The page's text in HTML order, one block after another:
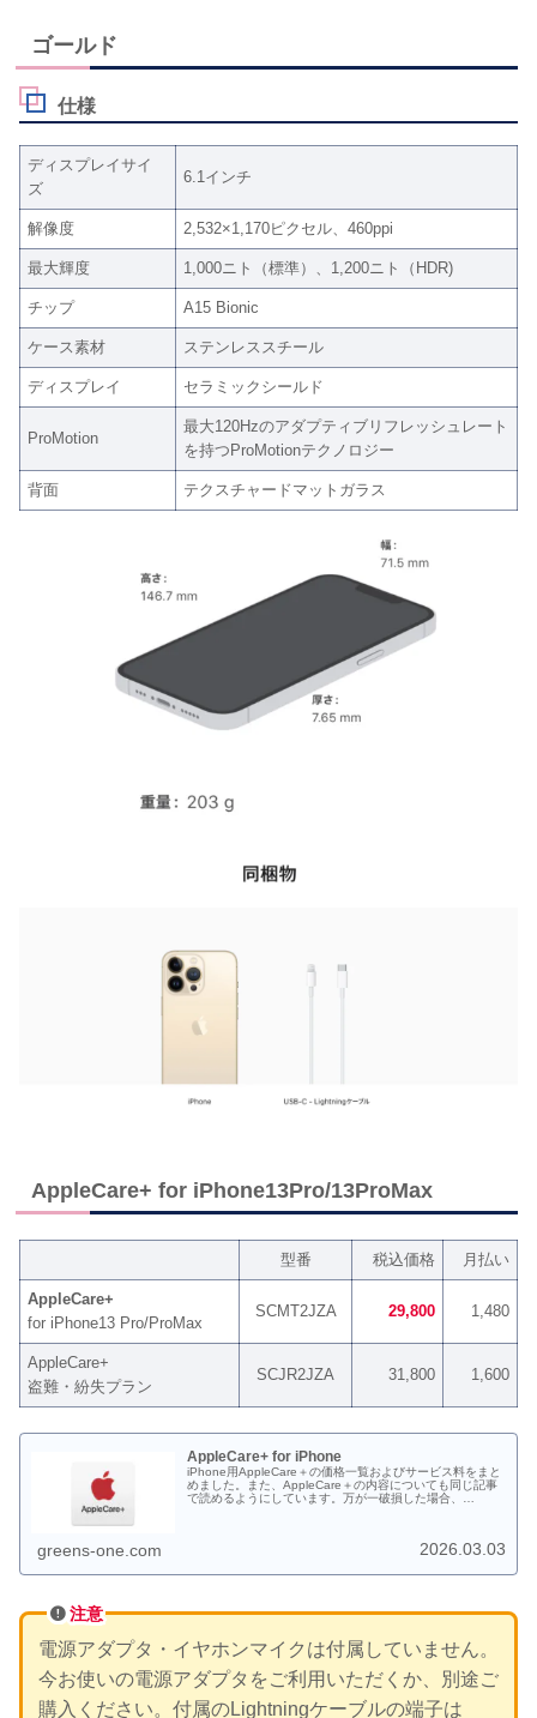
ゴールド
仕様
ディスプレイサイ
ズ
6.1インチ
解像度 2,532×1,170ピクセル、460ppi
最大輝度 1,000ニト（標準）、1,200ニト（HDR)
チップ A15 Bionic
ケース素材 ステンレススチール
ディスプレイ セラミックシールド
ProMotion
最大120Hzのアダプティブリフレッシュレート
を持つProMotionテクノロジー
背面 テクスチャードマットガラス
AppleCare+ for iPhone13Pro/13ProMax
型番 税込価格 月払い
AppleCare+
for iPhone13 Pro/ProMax
SCMT2JZA 29,800 1,480
AppleCare+
盗難・紛失プラン
SCJR2JZA 31,800 1,600
AppleCare+ for iPhone
iPhone用AppleCare＋の価格一覧およびサービス料をまと
めました。また、AppleCare＋の内容についても同じ記事
で読めるようにしています。万が一破損した場合、
greens-one.com 2026.03.03
注意
電源アダプタ・イヤホンマイクは付属していません。
今お使いの電源アダプタをご利用いただくか、別途ご
購入ください。付属のLightningケーブルの端子は